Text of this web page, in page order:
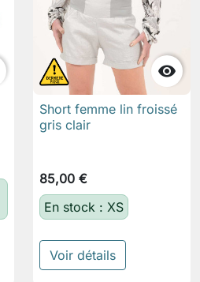

Short femme lin froissé
gris clair
85,00 €
En stock : XS
Voir détails